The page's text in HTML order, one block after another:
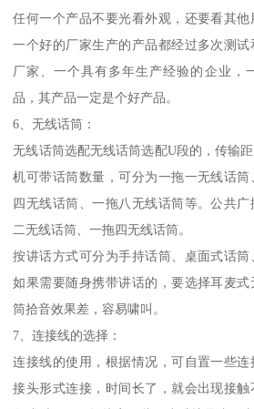
任何一个产品不要光看外观，还要看其他
一个好的厂家生产的产品都经过多次测
厂家、一个具有多年生产经验的企业，
品，其产品一定是个好产品。
6、无线话筒：
无线话筒选配无线话筒选配U段的，传输
机可带话筒数量，可分为一拖一无线话
四无线话筒、一拖八无线话筒等。公共
二无线话筒、一拖四无线话筒。
按讲话方式可分为手持话筒、桌面式话筒
如果需要随身携带讲话的，要选择耳麦
筒拾音效果差，容易啸叫。
7、连接线的选择：
连接线的使用，根据情况，可自置一些
接头形式连接，时间长了，就会出现接